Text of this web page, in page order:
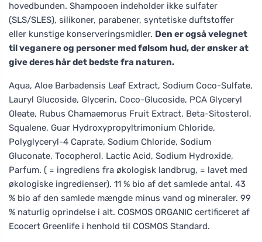
hovedbunden. Shampooen indeholder ikke sulfater
(SLS/SLES), silikoner, parabener, syntetiske duftstoffer
eller kunstige konserveringsmidler. Den er også velegnet
til veganere og personer med følsom hud, der ønsker at
give deres hår det bedste fra naturen.
Aqua, Aloe Barbadensis Leaf Extract, Sodium Coco-Sulfate,
Lauryl Glucoside, Glycerin, Coco-Glucoside, PCA Glyceryl
Oleate, Rubus Chamaemorus Fruit Extract, Beta-Sitosterol,
Squalene, Guar Hydroxypropyltrimonium Chloride,
Polyglyceryl-4 Caprate, Sodium Chloride, Sodium
Gluconate, Tocopherol, Lactic Acid, Sodium Hydroxide,
Parfum. ( = ingrediens fra økologisk landbrug, = lavet med
økologiske ingredienser). 11 % bio af det samlede antal. 43
% bio af den samlede mængde minus vand og mineraler. 99
% naturlig oprindelse i alt. COSMOS ORGANIC certificeret af
Ecocert Greenlife i henhold til COSMOS Standard.